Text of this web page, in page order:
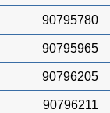
90795780
90795965
90796205
90796211